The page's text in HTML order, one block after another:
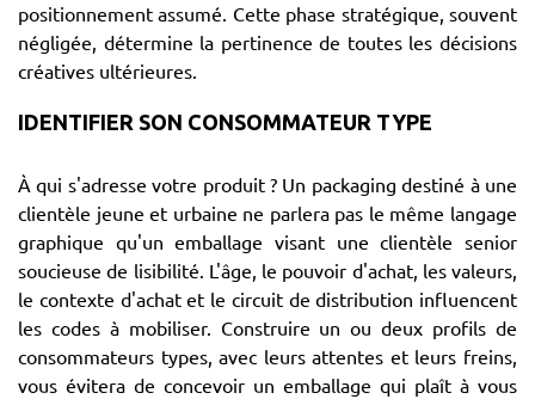
positionnement assumé. Cette phase stratégique, souvent
négligée, détermine la pertinence de toutes les décisions
créatives ultérieures.
IDENTIFIER SON CONSOMMATEUR TYPE
À qui s'adresse votre produit ? Un packaging destiné à une
clientèle jeune et urbaine ne parlera pas le même langage
graphique qu'un emballage visant une clientèle senior
soucieuse de lisibilité. L'âge, le pouvoir d'achat, les valeurs,
le contexte d'achat et le circuit de distribution influencent
les codes à mobiliser. Construire un ou deux profils de
consommateurs types, avec leurs attentes et leurs freins,
vous évitera de concevoir un emballage qui plaît à vous